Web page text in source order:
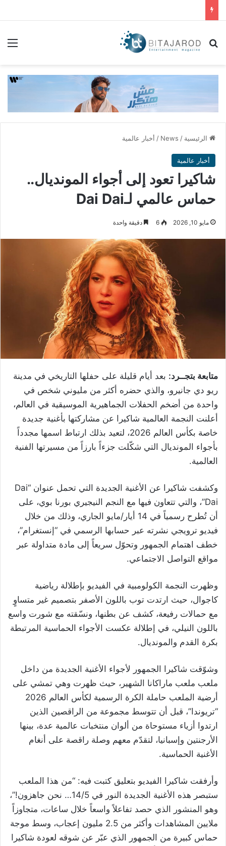
بحث عن
الرئيسية /
News
/ أخبار عالمية
أخبار عالمية
شاكيرا تعود إلى أجواء المونديال..
حماس عالمي لـDai Dai
مايو 10, 2026 6 دقيقة واحدة
متابعة بتجــرد: بعد أيام قليلة على حفلها التاريخي في مدينة
ريو دي جانيرو، والذي حضره أكثر من مليوني شخص في
واحدة من أضخم الحفلات الجماهيرية الموسيقية في العالم،
أعلنت النجمة العالمية شاكيرا عن مشاركتها بأغنية جديدة
خاصة بكأس العالم 2026، لتعيد بذلك ارتباط اسمها مجدداً
بأجواء المونديال التي شكّلت جزءاً بارزاً من مسيرتها الفنية
العالمية.
وكشفت شاكيرا عن الأغنية الجديدة التي تحمل عنوان “Dai
Dai”، والتي تتعاون فيها مع النجم النيجيري بورنا بوي، على
أن تُطرح رسمياً في 14 أيار/مايو الجاري، وذلك من خلال
فيديو ترويجي نشرته عبر حسابها الرسمي في “إنستغرام”،
خطف اهتمام الجمهور وتحوّل سريعاً إلى مادة متداولة عبر
مواقع التواصل الاجتماعي.
وظهرت النجمة الكولومبية في الفيديو بإطلالة رياضية
كاجوال، حيث ارتدت توب باللون الأصفر بتصميم غير متساوٍ
مع حمالات رفيعة، كشف عن بطنها، ونسّقته مع شورت واسع
باللون النيلي، في إطلالة عكست الأجواء الحماسية المرتبطة
بكرة القدم والمونديال.
وشوّقت شاكيرا الجمهور لأجواء الأغنية الجديدة من داخل
ملعب ملعب ماراكانا الشهير، حيث ظهرت وهي تمشي على
أرضية الملعب حاملة الكرة الرسمية لكأس العالم 2026
“تريوندا”، قبل أن تتوسط مجموعة من الراقصين الذين
ارتدوا أزياء مستوحاة من ألوان منتخبات عالمية عدة، بينها
الأرجنتين وإسبانيا، لتقدّم معهم وصلة راقصة على أنغام
الأغنية الحماسية.
وأرفقت شاكيرا الفيديو بتعليق كتبت فيه: “من هذا الملعب
ستبصر هذه الأغنية الجديدة النور في 14/5… نحن جاهزون!”،
وهو المنشور الذي حصد تفاعلاً واسعاً خلال ساعات، متجاوزاً
ملايين المشاهدات وأكثر من 2.5 مليون إعجاب، وسط موجة
حماس كبيرة من الجمهور الذي عبّر عن شوقه لعودة شاكيرا